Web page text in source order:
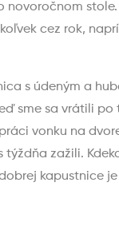
cez rok,
s údeným a
sme sa vrátili
vonku na
týždňa zažili.
kapustnice